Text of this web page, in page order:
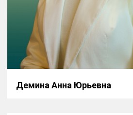
Демина Анна Юрьевна